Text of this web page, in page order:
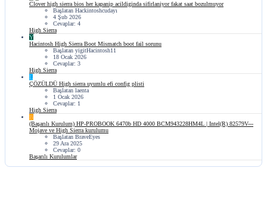
Clover high sierra bios her kapanip acildiginda sifirlaniyor fakat saat bozulmuyor
Başlatan Hackintoshcudayı
4 Şub 2026
Cevaplar: 4
High Sierra
Y
Hacintosh High Sierra Boot Mismatch boot fail sorunu
Başlatan yigitHacintosh11
18 Ocak 2026
Cevaplar: 3
High Sierra
L
ÇÖZÜLDÜ High sierra uyumlu efi config plisti
Başlatan laenta
1 Ocak 2026
Cevaplar: 1
High Sierra
B
(Başarılı Kurulum) HP-PROBOOK 6470b HD 4000 BCM943228HM4L | Intel(R) 82579V---
Mojave ve High Sierra kurulumu
Başlatan BraveEyes
29 Ara 2025
Cevaplar: 0
Başarılı Kurulumlar